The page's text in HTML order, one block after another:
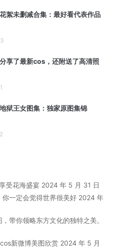
絮未删减合集：最好看代表作品
享了最新cos，还附送了高清照
狱王女图集：独家原图集锦
受花海盛宴 2024 年 5 月 31 日
一定会觉得世界很美好 2024 年
带你领略东方文化的独特之美。
新微博美图欣赏 2024 年 5 月